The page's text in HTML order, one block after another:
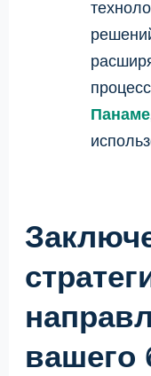
Панаме
вашего